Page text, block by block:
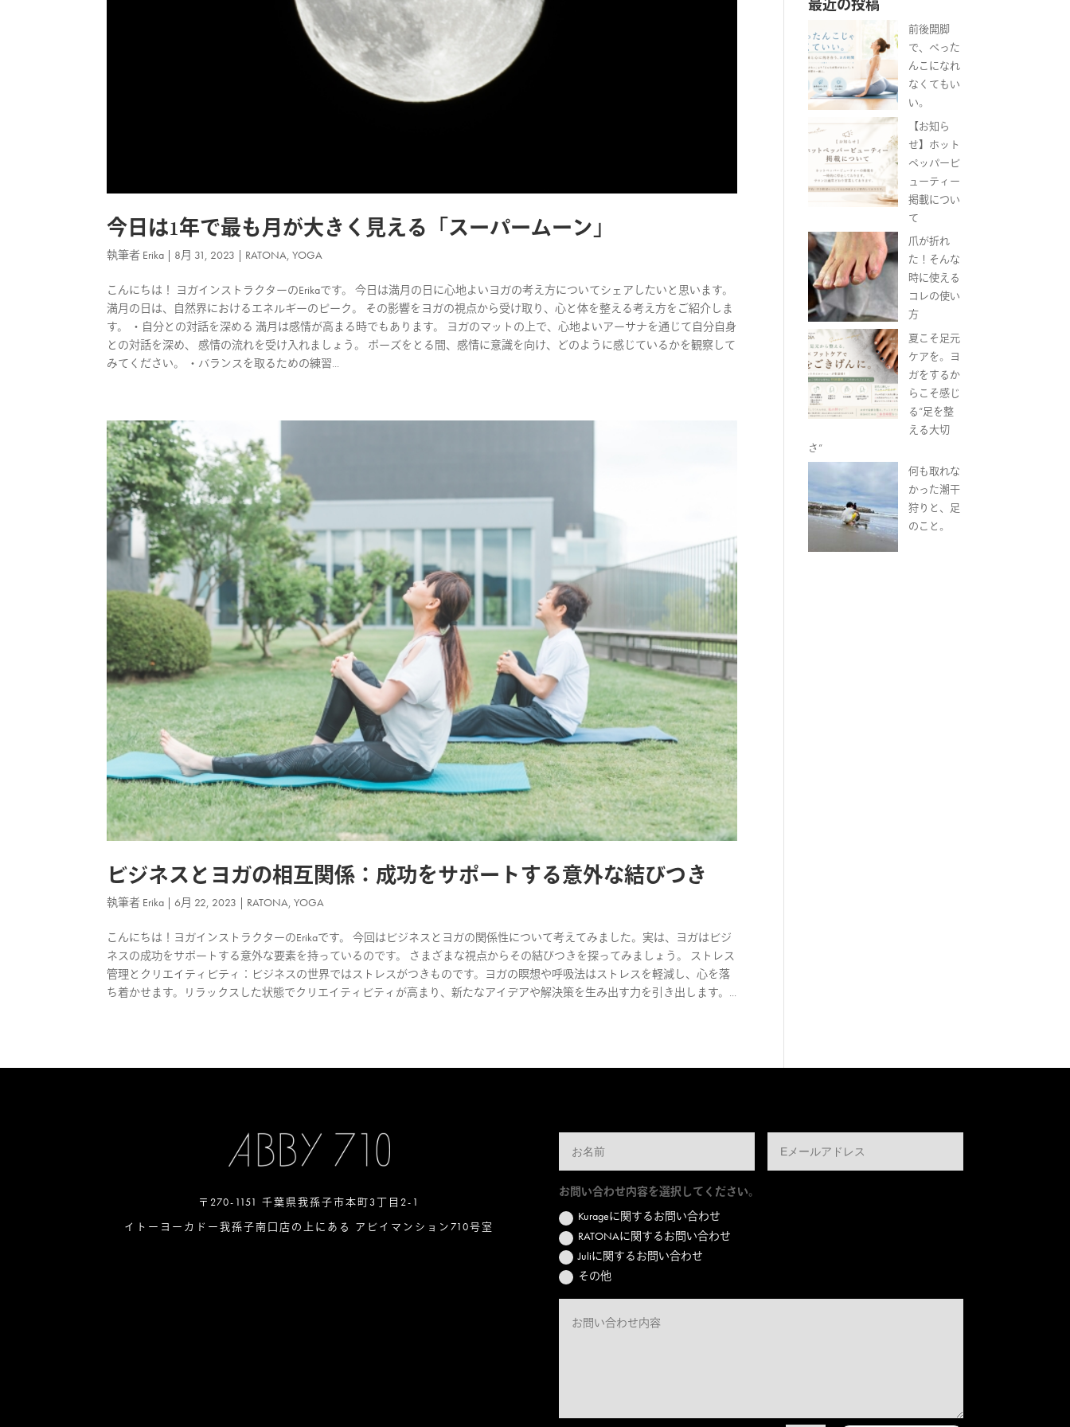
今日は1年で最も月が大きく見える「スーパームーン」
執筆者 Erika | 8月 31, 2023 | RATONA,YOGA
こんにちは！ ヨガインストラクターのErikaです。 今日は満月の日に心地よいヨガの考え方についてシェアしたいと思います。
満月の日は、自然界におけるエネルギーのピーク。 その影響をヨガの視点から受け取り、心と体を整える考え方をご紹介しま
す。 ・自分との対話を深める 満月は感情が高まる時でもあります。 ヨガのマットの上で、心地よいアーサナを通じて自分自身
との対話を深め、 感情の流れを受け入れましょう。 ポーズをとる間、感情に意識を向け、どのように感じているかを観察して
みてください。 ・バランスを取るための練習...
ビジネスとヨガの相互関係：成功をサポートする意外な結びつき
執筆者 Erika |6月 22, 2023 | RATONA,YOGA
こんにちは！ヨガインストラクターのErikaです。 今回はビジネスとヨガの関係性について考えてみました。実は、ヨガはビジ
ネスの成功をサポートする意外な要素を持っているのです。 さまざまな視点からその結びつきを探ってみましょう。 ストレス
管理とクリエイティビティ：ビジネスの世界ではストレスがつきものです。ヨガの瞑想や呼吸法はストレスを軽減し、心を落
ち着かせます。リラックスした状態でクリエイティビティが高まり、新たなアイデアや解決策を生み出す力を引き出します。...
最近の投稿
前後開脚
で、ぺった
んこになれ
なくてもい
い。
【お知ら
せ】ホット
ペッパービ
ューティー
掲載につい
て
爪が折れ
た！そんな
時に使える
コレの使い
方
夏こそ足元
ケアを。ヨ
ガをするか
らこそ感じ
る“足を整
える大切
さ”
何も取れな
かった潮干
狩りと、足
のこと。
〒270-1151 千葉県我孫子市本町3丁目2-1
イトーヨーカドー我孫子南口店の上にある アビイマンション710号室
お問い合わせ内容を選択してください。
Kurageに関するお問い合わせ
RATONAに関するお問い合わせ
Juliに関するお問い合わせ
その他